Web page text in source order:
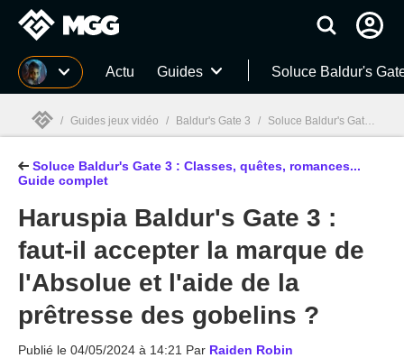
MGG Actu Guides Soluce Baldur's
MGG
/ Guides jeux vidéo / Baldur's Gate 3 / Soluce Baldur's Gate 3 : Classes, quêtes, romances... Guide complet
Soluce Baldur's Gate 3 : Classes, quêtes, romances...
Guide complet
Haruspia Baldur's Gate 3 :
faut-il accepter la marque de
l'Absolue et l'aide de la
prêtresse des gobelins ?
Publié le 04/05/2024 à 14:21 Par Raiden Robin